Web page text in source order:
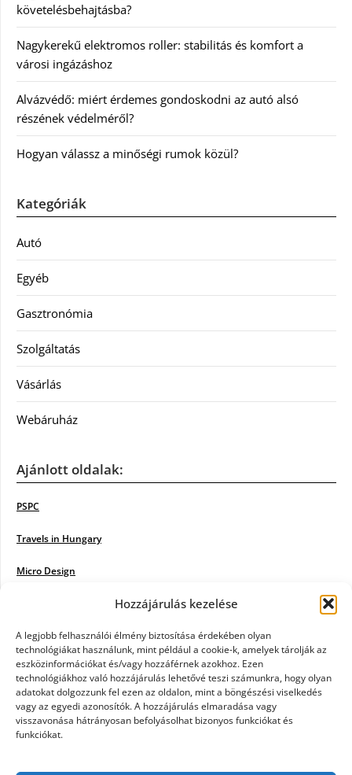
Hozzájárulás kezelése
A legjobb felhasználói élmény biztosítása érdekében olyan
technológiákat használunk, mint például a cookie-k, amelyek tárolják az
eszközinformációkat és/vagy hozzáférnek azokhoz. Ezen
technológiákhoz való hozzájárulás lehetővé teszi számunkra, hogy olyan
adatokat dolgozzunk fel ezen az oldalon, mint a böngészési viselkedés
vagy az egyedi azonosítók. A hozzájárulás elmaradása vagy
visszavonása hátrányosan befolyásolhat bizonyos funkciókat és
funkciókat.
követelésbehajtásba?
Nagykerekű elektromos roller: stabilitás és komfort a
városi ingázáshoz
Alvázvédő: miért érdemes gondoskodni az autó alsó
részének védelméről?
Hogyan válassz a minőségi rumok közül?
Kategóriák
Autó
Egyéb
Gasztronómia
Szolgáltatás
Vásárlás
Webáruház
Ajánlott oldalak:
PSPC
Travels in Hungary
Micro Design
Poiwiki
Öntözőrendszer
Jazz Steps
Unicorn Multipro